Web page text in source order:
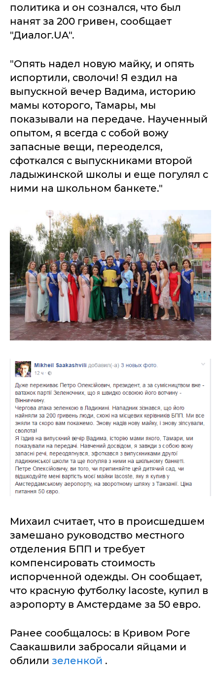
политика и он сознался, что был
нанят за 200 гривен, сообщает
"Диалог.UA".
"Опять надел новую майку, и опять
испортили, сволочи! Я ездил на
выпускной вечер Вадима, историю
мамы которого, Тамары, мы
показывали на передаче. Наученный
опытом, я всегда с собой вожу
запасные вещи, переоделся,
сфоткался с выпускниками второй
ладыжинской школы и еще погулял с
ними на школьном банкете."
Михаил считает, что в происшедшем
замешано руководство местного
отделения БПП и требует
компенсировать стоимость
испорченной одежды. Он сообщает,
что красную футболку lacoste, купил в
аэропорту в Амстердаме за 50 евро.
Ранее сообщалось: в Кривом Роге
Саакашвили забросали яйцами и
облили зеленкой .